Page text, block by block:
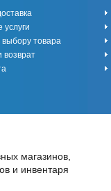
товара
возврат
магазинов,
и инвентаря